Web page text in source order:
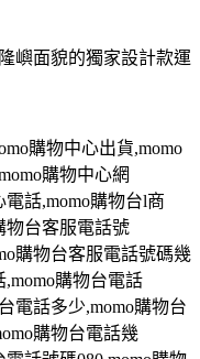
嶼面貌的獨家設計款運
購物中心出貨,momo
購物中心網
電話,momo購物台l商
物台客服電話號
購物台客服電話號碼幾
,momo購物台電話
電話多少,momo購物台
購物台電話幾